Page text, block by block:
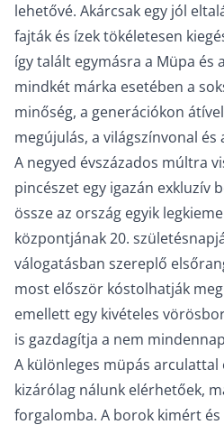
lehetővé. Akárcsak egy jól
fajták és ízek tökéletesen
így talált egymásra a Müpa és
mindkét márka esetében a
minőség, a generációkon
megújulás, a világszínvonal
A negyed évszázados múltra
pincészet egy igazán exkluzív
össze az ország egyik
központjának 20.
válogatásban szereplő
most először kóstolhatják
emellett egy kivételes
is gazdagítja a nem
A különleges müpás
kizárólag nálunk elérhetőek,
forgalomba. A borok kimért és